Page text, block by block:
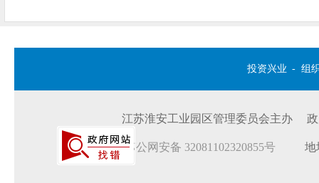
投资兴业 - 组
江苏淮安工业园区管理委员会主办
苏公网安备 32081102320855号 地